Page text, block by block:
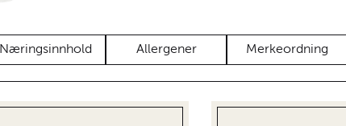
Næringsinnhold Allergener Merkeordning